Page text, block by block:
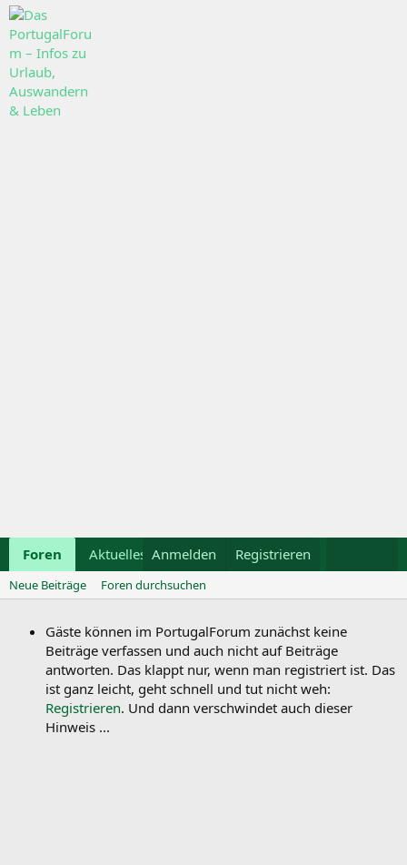
Foren Aktuelles Galerie Kalender
Anmelden Registrieren
Neue Beiträge Foren durchsuchen
Gäste können im PortugalForum zunächst keine
Beiträge verfassen und auch nicht auf Beiträge
antworten. Das klappt nur, wenn man registriert ist. Das
ist ganz leicht, geht schnell und tut nicht weh:
Registrieren. Und dann verschwindet auch dieser
Hinweis ...